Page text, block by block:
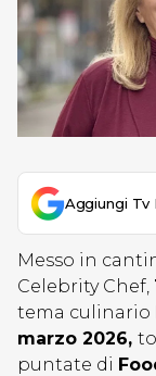
Aggiungi Tv
Messo in
Celebrity Chef,
tema culinario
marzo 2026,
puntate di